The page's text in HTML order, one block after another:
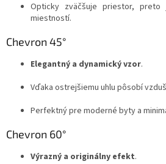
Opticky zväčšuje priestor,
miestností.
Chevron 45°
Elegantný a dynamický vzor.
Vďaka ostrejšiemu uhlu pôsobí
Perfektný pre moderné byty a
Chevron 60°
Výrazný a originálny efekt.